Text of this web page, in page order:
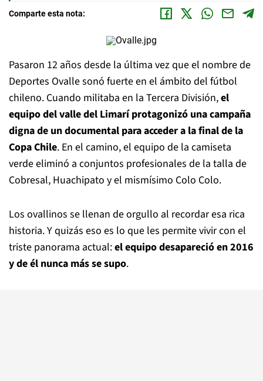
Comparte esta nota:
Pasaron 12 años desde la última vez que el nombre de
Deportes Ovalle sonó fuerte en el ámbito del fútbol
chileno. Cuando militaba en la Tercera División,el
equipo del valle del Limarí protagonizó una campaña
digna de un documental para acceder a la final de la
Copa Chile. En el camino, el equipo de la camiseta
verde eliminó a conjuntos profesionales de la talla de
Cobresal, Huachipato y el mismísimo Colo Colo.
Los ovallinos se llenan de orgullo al recordar esa rica
historia. Y quizás eso es lo que les permite vivir con el
triste panorama actual:el equipo desapareció en 2016
y de él nunca más se supo.